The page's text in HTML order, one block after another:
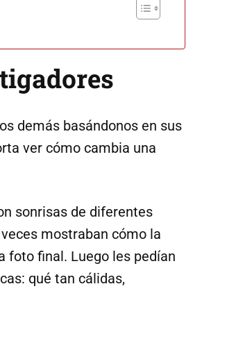
demás basándonos en sus
ver cómo cambia una
sonrisas de diferentes
mostraban cómo la
foto final. Luego les pedían
qué tan cálidas,